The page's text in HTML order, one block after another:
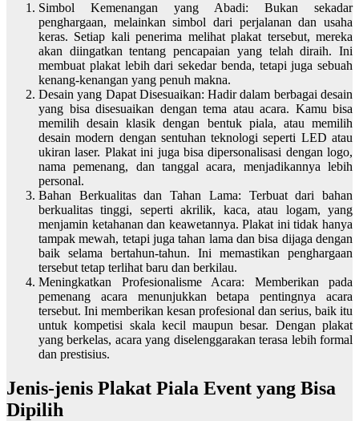
Simbol Kemenangan yang Abadi: Bukan sekadar
penghargaan, melainkan simbol dari perjalanan dan usaha
keras. Setiap kali penerima melihat plakat tersebut, mereka
akan diingatkan tentang pencapaian yang telah diraih. Ini
membuat plakat lebih dari sekedar benda, tetapi juga sebuah
kenang-kenangan yang penuh makna.
Desain yang Dapat Disesuaikan: Hadir dalam berbagai desain
yang bisa disesuaikan dengan tema atau acara. Kamu bisa
memilih desain klasik dengan bentuk piala, atau memilih
desain modern dengan sentuhan teknologi seperti LED atau
ukiran laser. Plakat ini juga bisa dipersonalisasi dengan logo,
nama pemenang, dan tanggal acara, menjadikannya lebih
personal.
Bahan Berkualitas dan Tahan Lama: Terbuat dari bahan
berkualitas tinggi, seperti akrilik, kaca, atau logam, yang
menjamin ketahanan dan keawetannya. Plakat ini tidak hanya
tampak mewah, tetapi juga tahan lama dan bisa dijaga dengan
baik selama bertahun-tahun. Ini memastikan penghargaan
tersebut tetap terlihat baru dan berkilau.
Meningkatkan Profesionalisme Acara: Memberikan pada
pemenang acara menunjukkan betapa pentingnya acara
tersebut. Ini memberikan kesan profesional dan serius, baik itu
untuk kompetisi skala kecil maupun besar. Dengan plakat
yang berkelas, acara yang diselenggarakan terasa lebih formal
dan prestisius.
Jenis-jenis Plakat Piala Event yang Bisa
Dipilih